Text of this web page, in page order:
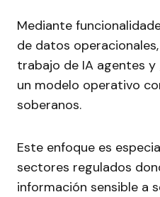
Mediante
de datos
trabajo de IA agentes
un modelo operativo
soberanos.
Este enfoque es
sectores regulados
información sensible a